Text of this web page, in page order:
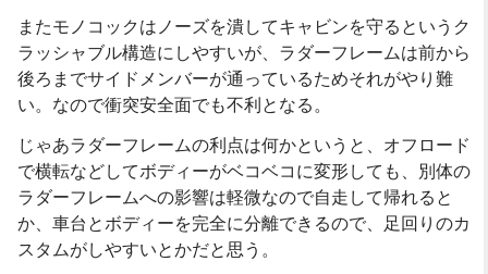
またモノコックはノーズを潰してキャビンを守るというク
ラッシャブル構造にしやすいが、ラダーフレームは前から
後ろまでサイドメンバーが通っているためそれがやり難
い。なので衝突安全面でも不利となる。
じゃあラダーフレームの利点は何かというと、オフロード
で横転などしてボディーがベコベコに変形しても、別体の
ラダーフレームへの影響は軽微なので自走して帰れると
か、車台とボディーを完全に分離できるので、足回りのカ
スタムがしやすいとかだと思う。